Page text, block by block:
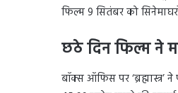
फिल्म 9 सितंबर को
छठे दिन फिल्म ने
बॉक्स ऑफिस पर